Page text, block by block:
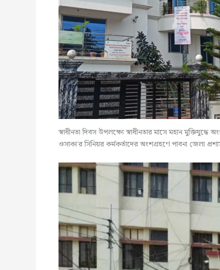
স্বাধীনতা দিবস উপলক্ষ্যে স্বাধীনতার মাসে মহান
ওসাকা’র সিনিয়র কর্মকর্তাদের অংশগ্রহণে পাবনা জেলা